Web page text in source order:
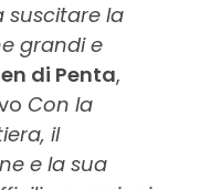
suscitare la
grandi e
di Penta,
Con la
il
e la sua